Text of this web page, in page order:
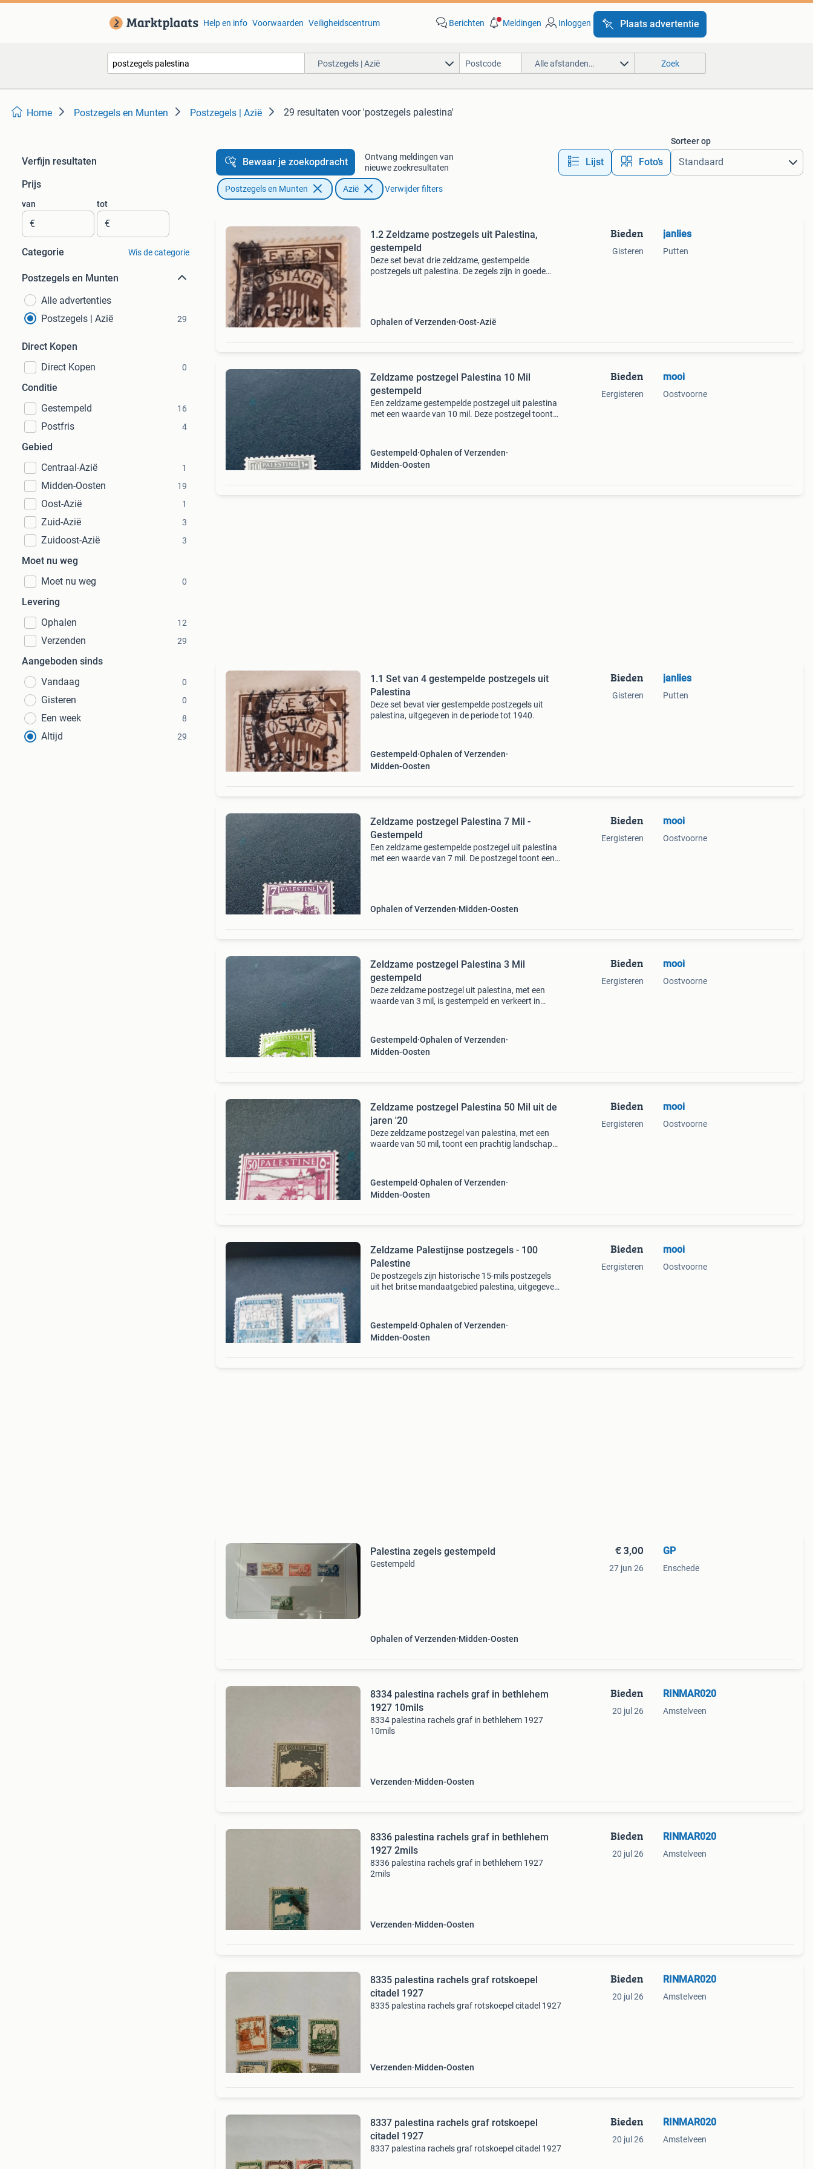
Help en info Voorwaarden Veiligheidscentrum Berichten Meldingen Inloggen Plaats advertentie
Postzegels | Azië Alle afstanden… Zoek
Home Postzegels en Munten Postzegels | Azië 29 resultaten voor 'postzegels palestina'
Verfijn resultaten
Prijs
van
€
tot
€
Categorie Wis de categorie
Postzegels en Munten
Alle advertenties
Postzegels | Azië
29
Direct Kopen
Direct Kopen
0
Conditie
Gestempeld
16
Postfris 4
Gebied
Centraal-Azië
1
Midden-Oosten 19
Oost-Azië 1
Zuid-Azië 3
Zuidoost-Azië 3
Moet nu weg
Moet nu weg
0
Levering
Ophalen
12
Verzenden 29
Aangeboden sinds
Vandaag
0
Gisteren 0
Een week 8
Altijd 29
Bewaar je zoekopdracht
Ontvang meldingen van
nieuwe zoekresultaten
Lijst Foto’s
Sorteer op
Postzegels en Munten Azië Verwijder filters
1.2 Zeldzame postzegels uit Palestina,
gestempeld
Deze set bevat drie zeldzame, gestempelde
postzegels uit palestina. De zegels zijn in goede
Ophalen of Verzenden Oost-Azië
Bieden
Gisteren
janlies
Putten
Zeldzame postzegel Palestina 10 Mil
gestempeld
Een zeldzame gestempelde postzegel uit palestina
met een waarde van 10 mil. Deze postzegel toont
Gestempeld Ophalen of Verzenden
Midden-Oosten
Bieden
Eergisteren
mooi
Oostvoorne
1.1 Set van 4 gestempelde postzegels uit
Palestina
Deze set bevat vier gestempelde postzegels uit
palestina, uitgegeven in de periode tot 1940.
Gestempeld Ophalen of Verzenden
Midden-Oosten
Bieden
Gisteren
janlies
Putten
Zeldzame postzegel Palestina 7 Mil -
Gestempeld
Een zeldzame gestempelde postzegel uit palestina
met een waarde van 7 mil. De postzegel toont een
Ophalen of Verzenden Midden-Oosten
Bieden
Eergisteren
mooi
Oostvoorne
Zeldzame postzegel Palestina 3 Mil
gestempeld
Deze zeldzame postzegel uit palestina, met een
waarde van 3 mil, is gestempeld en verkeert in
Gestempeld Ophalen of Verzenden
Midden-Oosten
Bieden
Eergisteren
mooi
Oostvoorne
Zeldzame postzegel Palestina 50 Mil uit de
jaren '20
Deze zeldzame postzegel van palestina, met een
waarde van 50 mil, toont een prachtig landschap
Gestempeld Ophalen of Verzenden
Midden-Oosten
Bieden
Eergisteren
mooi
Oostvoorne
Zeldzame Palestijnse postzegels - 100
Palestine
De postzegels zijn historische 15-mils postzegels
uit het britse mandaatgebied palestina, uitgegeven
Gestempeld Ophalen of Verzenden
Midden-Oosten
Bieden
Eergisteren
mooi
Oostvoorne
Palestina zegels gestempeld
Gestempeld
Ophalen of Verzenden Midden-Oosten
€ 3,00
27 jun 26
GP
Enschede
8334 palestina rachels graf in bethlehem
1927 10mils
8334 palestina rachels graf in bethlehem 1927
10mils
Verzenden Midden-Oosten
Bieden
20 jul 26
RINMAR020
Amstelveen
8336 palestina rachels graf in bethlehem
1927 2mils
8336 palestina rachels graf in bethlehem 1927
2mils
Verzenden Midden-Oosten
Bieden
20 jul 26
RINMAR020
Amstelveen
8335 palestina rachels graf rotskoepel
citadel 1927
8335 palestina rachels graf rotskoepel citadel 1927
Verzenden Midden-Oosten
Bieden
20 jul 26
RINMAR020
Amstelveen
8337 palestina rachels graf rotskoepel
citadel 1927
8337 palestina rachels graf rotskoepel citadel 1927
Bieden
20 jul 26
RINMAR020
Amstelveen